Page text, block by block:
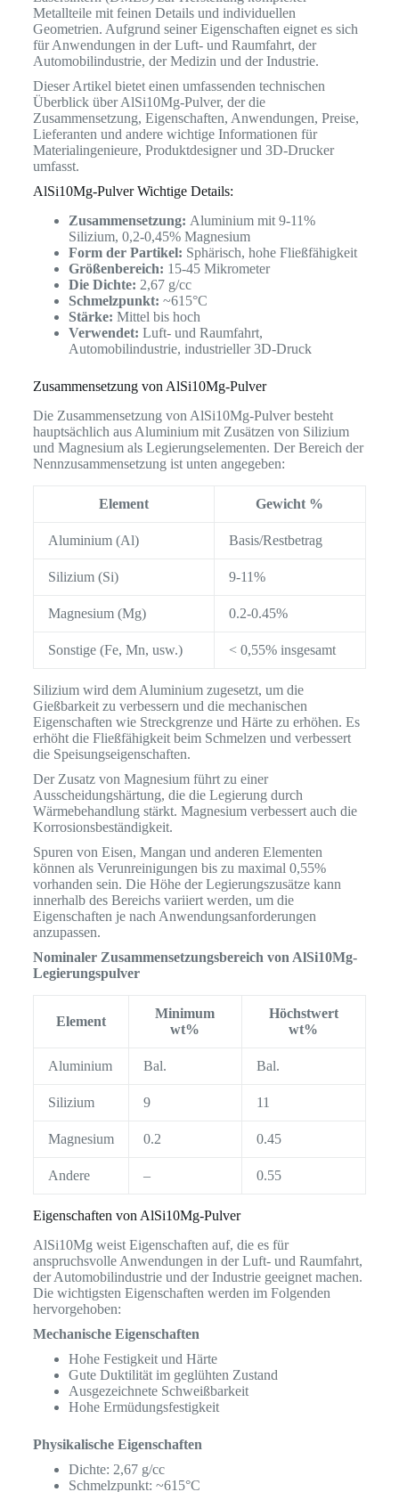
Metallteile mit feinen Details und individuellen
Geometrien. Aufgrund seiner Eigenschaften eignet es sich
für Anwendungen in der Luft- und Raumfahrt, der
Automobilindustrie, der Medizin und der Industrie.
Dieser Artikel bietet einen umfassenden technischen
Überblick über AlSi10Mg-Pulver, der die
Zusammensetzung, Eigenschaften, Anwendungen, Preise,
Lieferanten und andere wichtige Informationen für
Materialingenieure, Produktdesigner und 3D-Drucker
umfasst.
AlSi10Mg-Pulver Wichtige Details:
Zusammensetzung: Aluminium mit 9-11%
Silizium, 0,2-0,45% Magnesium
Form der Partikel: Sphärisch, hohe Fließfähigkeit
Größenbereich: 15-45 Mikrometer
Die Dichte: 2,67 g/cc
Schmelzpunkt: ~615°C
Stärke: Mittel bis hoch
Verwendet: Luft- und Raumfahrt,
Automobilindustrie, industrieller 3D-Druck
Zusammensetzung von AlSi10Mg-Pulver
Die Zusammensetzung von AlSi10Mg-Pulver besteht
hauptsächlich aus Aluminium mit Zusätzen von Silizium
und Magnesium als Legierungselementen. Der Bereich der
Nennzusammensetzung ist unten angegeben:
Element Gewicht %
Aluminium (Al) Basis/Restbetrag
Silizium (Si) 9-11%
Magnesium (Mg) 0.2-0.45%
Sonstige (Fe, Mn, usw.) < 0,55% insgesamt
Silizium wird dem Aluminium zugesetzt, um die
Gießbarkeit zu verbessern und die mechanischen
Eigenschaften wie Streckgrenze und Härte zu erhöhen. Es
erhöht die Fließfähigkeit beim Schmelzen und verbessert
die Speisungseigenschaften.
Der Zusatz von Magnesium führt zu einer
Ausscheidungshärtung, die die Legierung durch
Wärmebehandlung stärkt. Magnesium verbessert auch die
Korrosionsbeständigkeit.
Spuren von Eisen, Mangan und anderen Elementen
können als Verunreinigungen bis zu maximal 0,55%
vorhanden sein. Die Höhe der Legierungszusätze kann
innerhalb des Bereichs variiert werden, um die
Eigenschaften je nach Anwendungsanforderungen
anzupassen.
Nominaler Zusammensetzungsbereich von AlSi10Mg-
Legierungspulver
Element
Minimum
wt%
Höchstwert
wt%
Aluminium Bal. Bal.
Silizium 9 11
Magnesium 0.2 0.45
Andere – 0.55
Eigenschaften von AlSi10Mg-Pulver
AlSi10Mg weist Eigenschaften auf, die es für
anspruchsvolle Anwendungen in der Luft- und Raumfahrt,
der Automobilindustrie und der Industrie geeignet machen.
Die wichtigsten Eigenschaften werden im Folgenden
hervorgehoben:
Mechanische Eigenschaften
Hohe Festigkeit und Härte
Gute Duktilität im geglühten Zustand
Ausgezeichnete Schweißbarkeit
Hohe Ermüdungsfestigkeit
Physikalische Eigenschaften
Dichte: 2,67 g/cc
Schmelzpunkt: ~615°C